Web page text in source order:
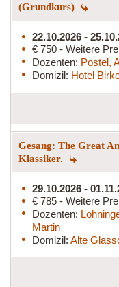
(Grundkurs)
22.10.2026 -
€ 750 - Weitere
Dozenten: Postel,
Domizil: Hotel
Gesang: The Great
Klassiker.
29.10.2026 -
€ 785 - Weitere
Dozenten:
Martin
Domizil: Alte